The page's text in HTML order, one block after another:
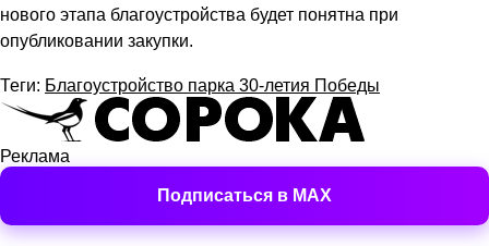
нового этапа благоустройства будет понятна при
опубликовании закупки.
Теги: Благоустройство парка 30-летия Победы
Реклама
Подписаться в MAX